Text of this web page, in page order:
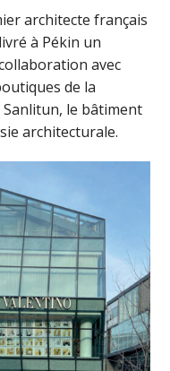
architecte français
à Pékin un
avec
de la
le bâtiment
architecturale.